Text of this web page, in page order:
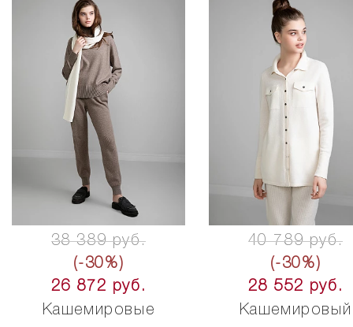
38 389 руб.
(-30%)
26 872 руб.
Кашемировые
40 789 руб.
(-30%)
28 552 руб.
Кашемировый